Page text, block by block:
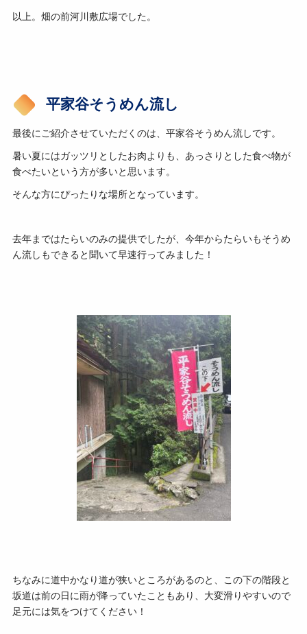
以上。畑の前河川敷広場でした。
平家谷そうめん流し
最後にご紹介させていただくのは、平家谷そうめん流しです。
暑い夏にはガッツリとしたお肉よりも、あっさりとした食べ物が
食べたいという方が多いと思います。
そんな方にぴったりな場所となっています。
去年まではたらいのみの提供でしたが、今年からたらいもそうめ
ん流しもできると聞いて早速行ってみました！
ちなみに道中かなり道が狭いところがあるのと、この下の階段と
坂道は前の日に雨が降っていたこともあり、大変滑りやすいので
足元には気をつけてください！